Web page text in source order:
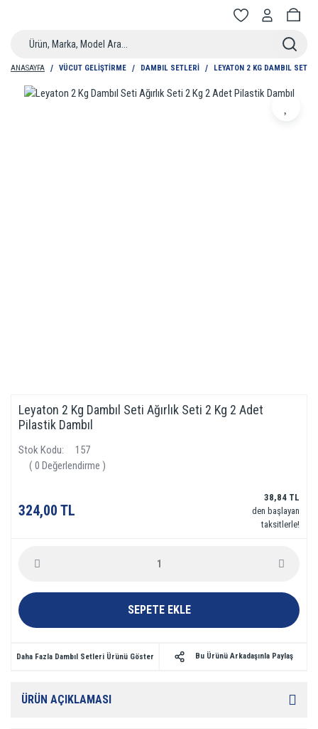
ANASAYFA VÜCUT GELIŞTIRME DAMBIL SETLERI LEYATON 2 KG DAMBIL SETI
Leyaton 2 Kg Dambıl Seti Ağırlık Seti 2 Kg 2 Adet
Pilastik Dambıl
Stok Kodu
157
( 0 Değerlendirme )
324,00 TL
38,84 TL
den başlayan
taksitlerle!
SEPETE EKLE
Daha Fazla Dambıl Setleri Ürünü Göster Bu Ürünü Arkadaşınla Paylaş
ÜRÜN AÇIKLAMASI